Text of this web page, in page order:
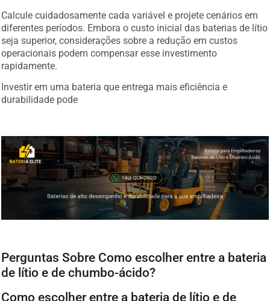
Calcule cuidadosamente cada variável e projete cenários em
diferentes períodos. Embora o custo inicial das baterias de lítio
seja superior, considerações sobre a redução em custos
operacionais podem compensar esse investimento
rapidamente.
Investir em uma bateria que entrega mais eficiência e
durabilidade pode
Perguntas Sobre Como escolher entre a bateria
de lítio e de chumbo-ácido?
Como escolher entre a bateria de lítio e de